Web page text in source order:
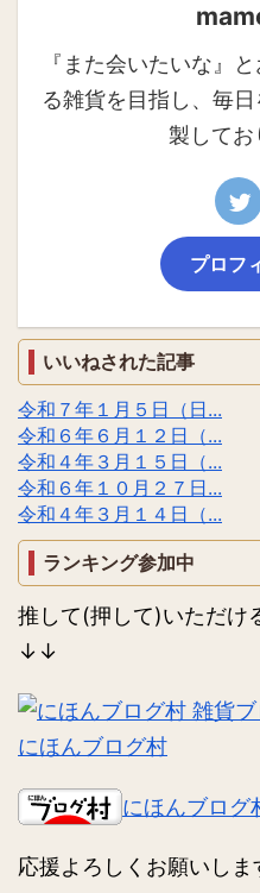
『また会いたいな』
る雑貨を目指し、毎
製して
プロフ
いいねされた記事
令和７年１月５日（日...
令和６年６月１２日（...
令和４年３月１５日（...
令和６年１０月２７日...
令和４年３月１４日（...
ランキング参加中
推して(押して)いただけ
↓↓
にほんブログ村
にほんブログ
応援よろしくお願いしま